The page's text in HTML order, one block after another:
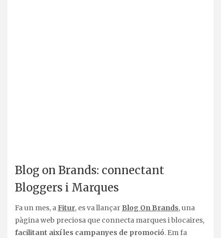
Blog on Brands: connectant
Bloggers i Marques
Fa un mes, a Fitur, es va llançar Blog On Brands, una
pàgina web preciosa que connecta marques i blocaires,
facilitant així les campanyes de promoció. Em fa